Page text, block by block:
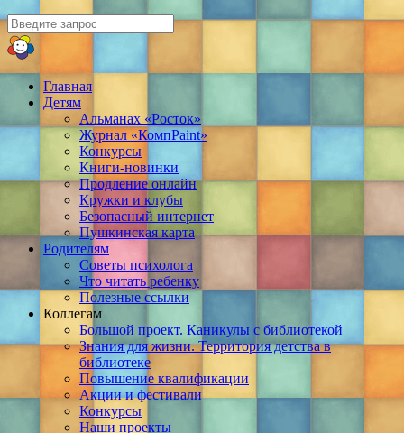
Главная
Детям
Альманах «Росток»
Журнал «КомпPaint»
Конкурсы
Книги-новинки
Продление онлайн
Кружки и клубы
Безопасный интернет
Пушкинская карта
Родителям
Советы психолога
Что читать ребенку
Полезные ссылки
Коллегам
Большой проект. Каникулы с библиотекой
Знания для жизни. Территория детства в
библиотеке
Повышение квалификации
Акции и фестивали
Конкурсы
Наши проекты